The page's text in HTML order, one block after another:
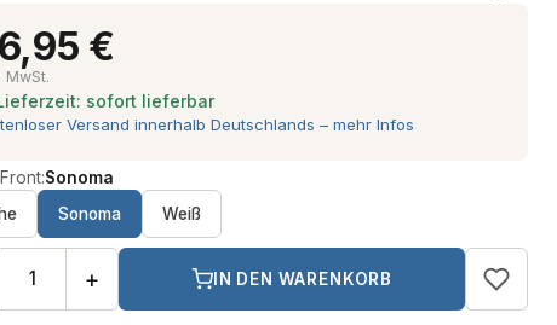
€
MwSt.
sofort lieferbar
Versand innerhalb Deutschlands – mehr Infos
Sonoma
Sonoma Weiß
+ IN DEN WARENKORB